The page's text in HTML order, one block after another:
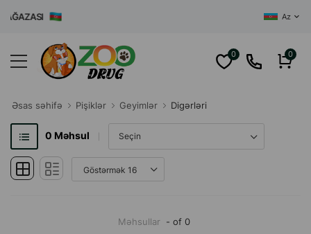
Az
0 0
Əsas səhifə Pişiklər Geyimlər Digərləri
0 Məhsul
Məhsullar - of 0